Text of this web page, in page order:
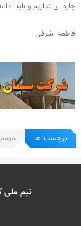
چاره ای نداریم و باید
فاطمه اشرفی
برچسب ها
تیم ملی